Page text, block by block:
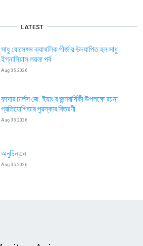
LATEST
সাধু যোসেফ্স ক্যাথলিক গীর্জায় উদযাপিত হল সাধু
ইগ্নাসিয়াস লয়লা পর্ব
Aug 05, 2026
ফাদার চার্লস জে. ইয়াং’র জন্মবার্ষিকী উপলক্ষে রচনা
প্রতিযোগিতার পুরস্কার বিতরণী
Aug 05, 2026
অনুচিন্তন
Aug 05, 2026